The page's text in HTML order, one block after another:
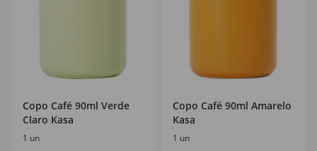
Copo Café 90ml Verde
Claro Kasa
1 un
Copo Café 90ml Amarelo
Kasa
1 un